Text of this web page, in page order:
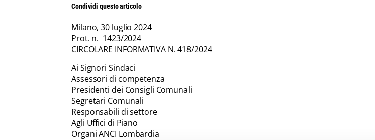
Condividi questo articolo
Milano, 30 luglio 2024
Prot. n. 1423/2024
CIRCOLARE INFORMATIVA N. 418/2024
Ai Signori Sindaci
Assessori di competenza
Presidenti dei Consigli Comunali
Segretari Comunali
Responsabili di settore
Agli Uffici di Piano
Organi ANCI Lombardia